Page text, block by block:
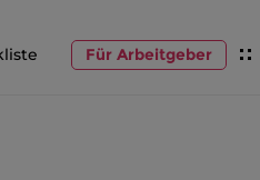
Für Arbeitgeber